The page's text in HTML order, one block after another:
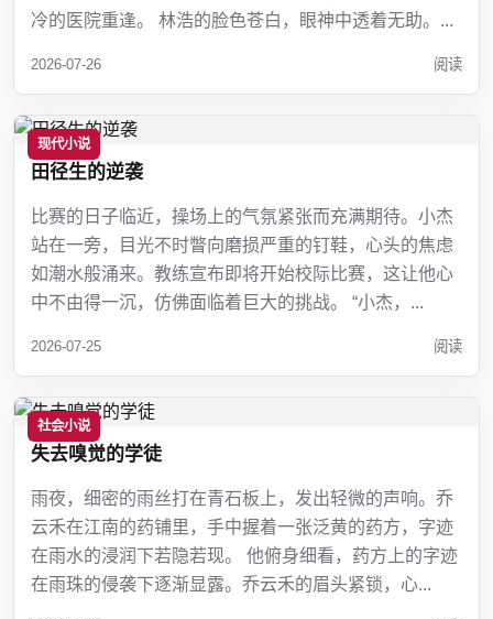
冷的医院重逢。 林浩的脸色苍白，眼神中透着无助。...
2026-07-26 阅读
现代小说
田径生的逆袭
比赛的日子临近，操场上的气氛紧张而充满期待。小杰
站在一旁，目光不时瞥向磨损严重的钉鞋，心头的焦虑
如潮水般涌来。教练宣布即将开始校际比赛，这让他心
中不由得一沉，仿佛面临着巨大的挑战。 “小杰，...
2026-07-25 阅读
社会小说
失去嗅觉的学徒
雨夜，细密的雨丝打在青石板上，发出轻微的声响。乔
云禾在江南的药铺里，手中握着一张泛黄的药方，字迹
在雨水的浸润下若隐若现。 他俯身细看，药方上的字迹
在雨珠的侵袭下逐渐显露。乔云禾的眉头紧锁，心...